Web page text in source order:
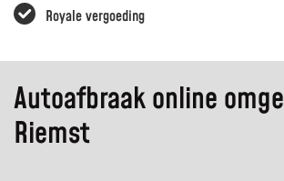
Royale vergoeding
Autoafbraak online
Riemst